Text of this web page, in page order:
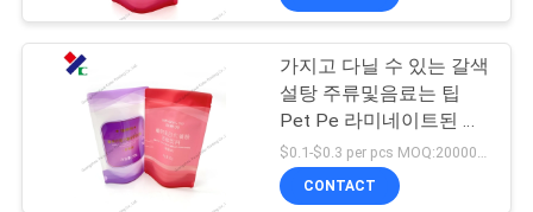
요
KRAFT 종이 주머니
가지고 다닐 수 있는 갈색
설탕 주류및음료는 팁
Pet Pe 라미네이트된 가
방 30G를 견딥니다
$0.1-$0.3 per pcs MOQ:20000 PC
CONTACT